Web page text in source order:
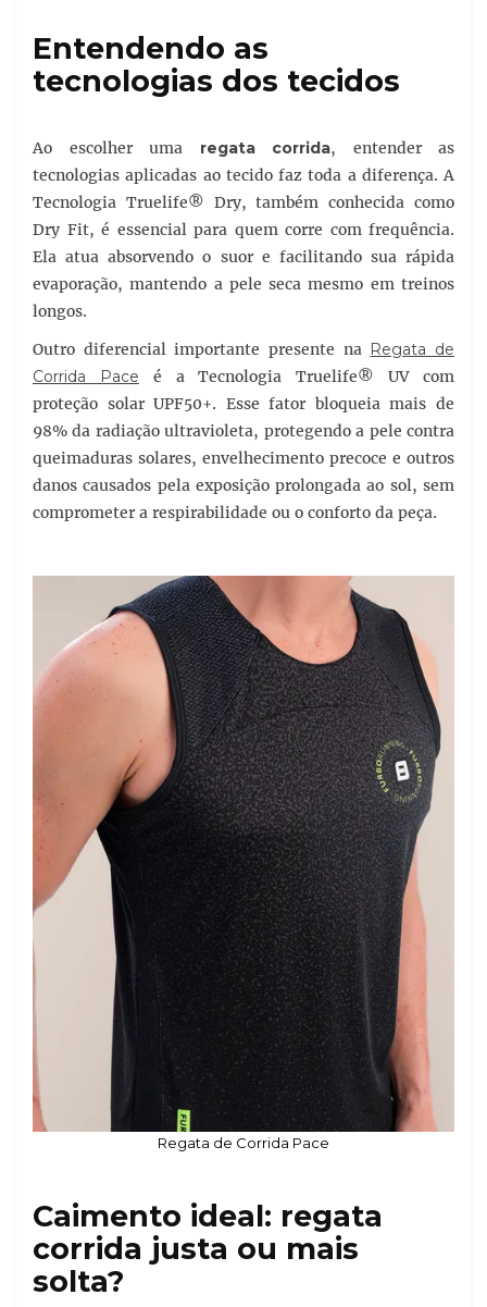
Entendendo as
tecnologias dos tecidos
Ao escolher uma regata corrida, entender as
tecnologias aplicadas ao tecido faz toda a diferença. A
Tecnologia Truelife® Dry, também conhecida como
Dry Fit, é essencial para quem corre com frequência.
Ela atua absorvendo o suor e facilitando sua rápida
evaporação, mantendo a pele seca mesmo em treinos
longos.
Outro diferencial importante presente na Regata de
Corrida Pace é a Tecnologia Truelife® UV com
proteção solar UPF50+. Esse fator bloqueia mais de
98% da radiação ultravioleta, protegendo a pele contra
queimaduras solares, envelhecimento precoce e outros
danos causados pela exposição prolongada ao sol, sem
comprometer a respirabilidade ou o conforto da peça.
Regata de Corrida Pace
Caimento ideal: regata
corrida justa ou mais
solta?